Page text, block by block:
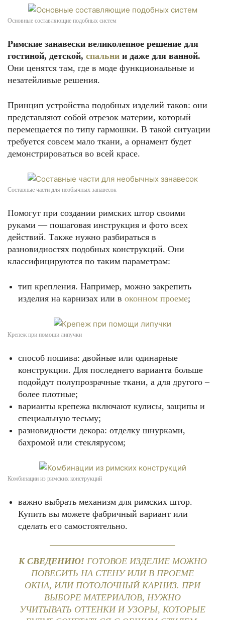
Основные составляющие подобных систем
Римские занавески великолепное решение для
гостиной, детской, спальни и даже для ванной.
Они ценятся там, где в моде функциональные и
незатейливые решения.
Принцип устройства подобных изделий таков: они
представляют собой отрезок материи, который
перемещается по типу гармошки. В такой ситуации
требуется совсем мало ткани, а орнамент будет
демонстрироваться во всей красе.
Составные части для необычных занавесок
Помогут при создании римских штор своими
руками — пошаговая инструкция и фото всех
действий. Также нужно разбираться в
разновидностях подобных конструкций. Они
классифицируются по таким параметрам:
тип крепления. Например, можно закрепить
изделия на карнизах или в оконном проеме;
Крепеж при помощи липучки
способ пошива: двойные или одинарные
конструкции. Для последнего варианта больше
подойдут полупрозрачные ткани, а для другого –
более плотные;
варианты крепежа включают кулисы, защипы и
специальную тесьму;
разновидности декора: отделку шнурками,
бахромой или стеклярусом;
Комбинации из римских конструкций
важно выбрать механизм для римских штор.
Купить вы можете фабричный вариант или
сделать его самостоятельно.
К СВЕДЕНИЮ! ГОТОВОЕ ИЗДЕЛИЕ МОЖНО
ПОВЕСИТЬ НА СТЕНУ ИЛИ В ПРОЕМЕ
ОКНА, ИЛИ ПОТОЛОЧНЫЙ КАРНИЗ. ПРИ
ВЫБОРЕ МАТЕРИАЛОВ, НУЖНО
УЧИТЫВАТЬ ОТТЕНКИ И УЗОРЫ, КОТОРЫЕ